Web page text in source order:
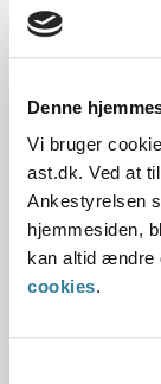
Denne
Vi bruger
ast.dk. Ved at
Ankestyrelsen
hjemmesiden,
kan altid ændre
cookies.
kommunen
til dataudtræk
Afslag på
til